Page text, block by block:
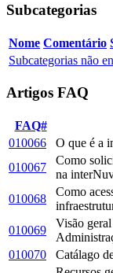
Subcategorias
Nome Comentário
Subcategorias não
Artigos FAQ
FAQ#
010066
O que é a
010067
Como
na
010068
Como
010069
Visão
010070
Catálago